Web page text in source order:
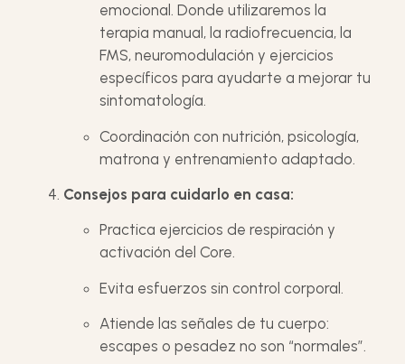
emocional. Donde utilizaremos la
terapia manual, la radiofrecuencia, la
FMS, neuromodulación y ejercicios
específicos para ayudarte a mejorar tu
sintomatología.
Coordinación con nutrición, psicología,
matrona y entrenamiento adaptado.
Consejos para cuidarlo en casa:
Practica ejercicios de respiración y
activación del Core.
Evita esfuerzos sin control corporal.
Atiende las señales de tu cuerpo:
escapes o pesadez no son “normales”.